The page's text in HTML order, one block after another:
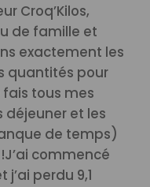
Croq’Kilos,
de famille et
exactement les
quantités pour
tous mes
déjeuner et les
de temps)
J’ai commencé
j’ai perdu 9,1